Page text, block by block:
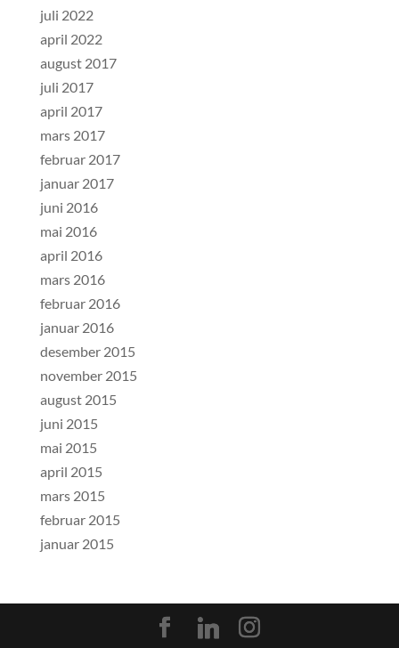
juli 2022
april 2022
august 2017
juli 2017
april 2017
mars 2017
februar 2017
januar 2017
juni 2016
mai 2016
april 2016
mars 2016
februar 2016
januar 2016
desember 2015
november 2015
august 2015
juni 2015
mai 2015
april 2015
mars 2015
februar 2015
januar 2015